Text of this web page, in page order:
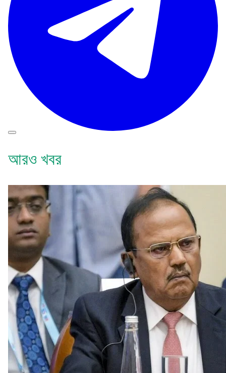
আরও খবর